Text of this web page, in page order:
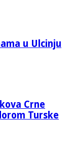
u Ulcinju
Crne
Turske